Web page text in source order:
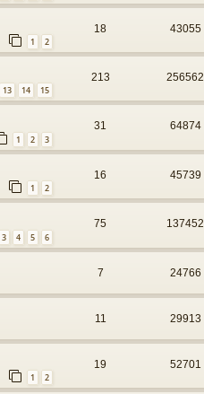
1 2
18 43055
13 14 15
213 256562
1 2 3
31 64874
1 2
16 45739
3 4 5 6
75 137452
7 24766
11 29913
1 2
19 52701